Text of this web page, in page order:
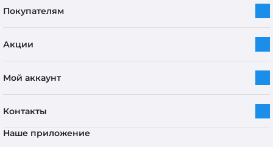
Покупателям
Акции
Мой аккаунт
Контакты
Наше приложение